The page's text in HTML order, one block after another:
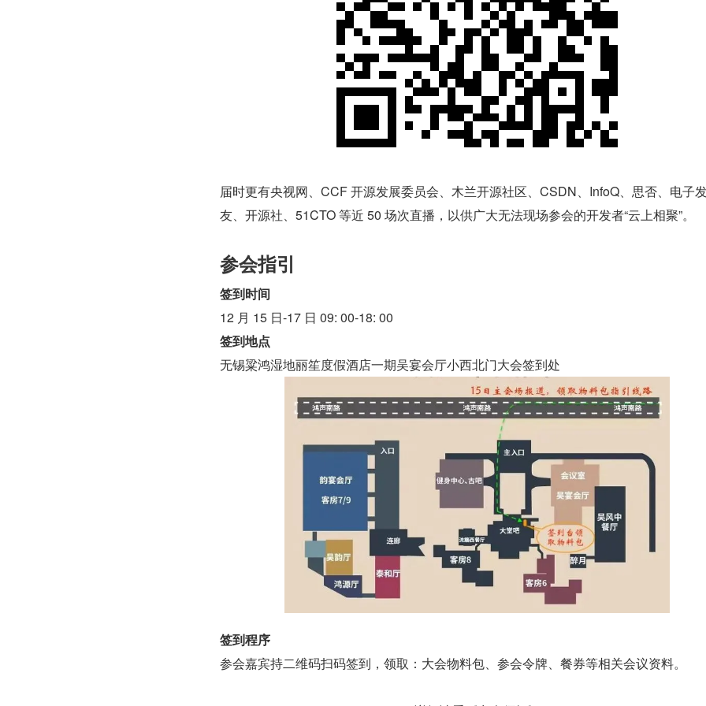
届时更有央视网、CCF 开源发展委员会、木兰开源社区、CSDN、InfoQ、思否、电子
友、开源社、51CTO 等近 50 场次直播，以供广大无法现场参会的开发者“云上相聚”。
参会指引
签到时间
12 月 15 日-17 日 09: 00-18: 00
签到地点
无锡粱鸿湿地丽笙度假酒店一期吴宴会厅小西北门大会签到处
签到程序
参会嘉宾持二维码扫码签到，领取：大会物料包、参会令牌、餐券等相关会议资料。